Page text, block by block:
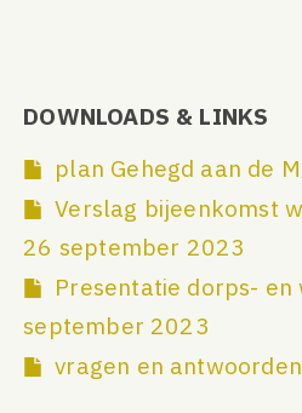
DOWNLOADS & LINKS
plan Gehegd aan de
Verslag bijeenkomst
26 september 2023
Presentatie dorps-
september 2023
vragen en antwoorden